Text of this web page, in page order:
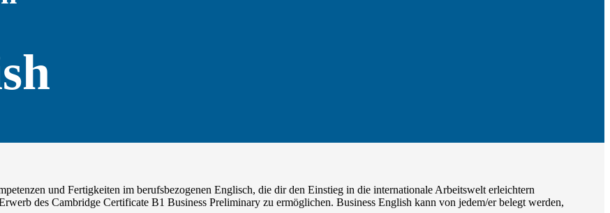
und Fertigkeiten im berufsbezogenen Englisch, die dir den Einstieg in die internationale Arbeitswelt erleichtern
des Cambridge Certificate B1 Business Preliminary zu ermöglichen. Business English kann von jedem/er belegt werden,